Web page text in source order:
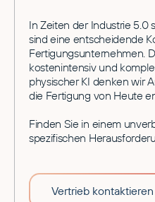
In Zeiten der Industrie 5.0
sind eine entscheidende
Fertigungsunternehmen.
kostenintensiv und
physischer KI denken wir
die Fertigung von Heute
Finden Sie in einem
spezifischen
Vertrieb kontaktieren